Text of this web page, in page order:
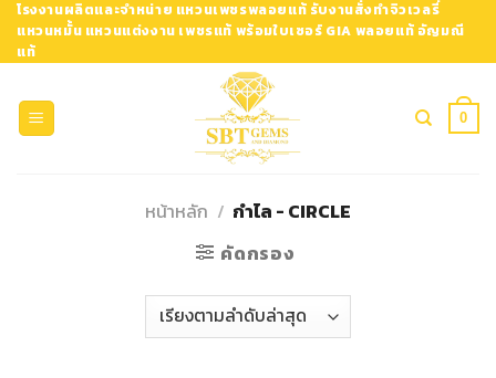
Skip
content
โรงงานผลิตและจำหน่าย แหวนเพชรพลอยแท้ รับงานสั่งทำจิวเวลรี่
แหวนหมั้น แหวนแต่งงาน เพชรแท้ พร้อมใบเซอร์ GIA พลอยแท้ อัญมณี
แท้
0
หน้าหลัก / กำไล - CIRCLE
คัดกรอง